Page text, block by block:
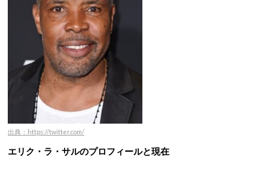
出典：https://twitter.com/
エリク・ラ・サルのプロフィールと現在